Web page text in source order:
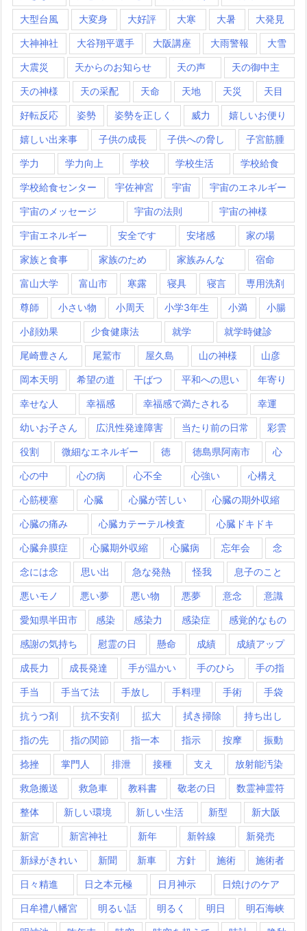
大型台風 大変身 大好評 大寒 大暑 大発見
大神神社 大谷翔平選手 大阪講座 大雨警報 大雪
大震災 天からのお知らせ 天の声 天の御中主
天の神様 天の采配 天命 天地 天災 天目
好転反応 姿勢 姿勢を正しく 威力 嬉しいお便り
嬉しい出来事 子供の成長 子供への脅し 子宮筋腫
学力 学力向上 学校 学校生活 学校給食
学校給食センター 宇佐神宮 宇宙 宇宙のエネルギー
宇宙のメッセージ 宇宙の法則 宇宙の神様
宇宙エネルギー 安全です 安堵感 家の場
家族と食事 家族のため 家族みんな 宿命
富山大学 富山市 寒露 寝具 寝言 専用洗剤
尊師 小さい物 小周天 小学3年生 小満 小腸
小顔効果 少食健康法 就学 就学時健診
尾崎豊さん 尾鷲市 屋久島 山の神様 山彦
岡本天明 希望の道 干ばつ 平和への思い 年寄り
幸せな人 幸福感 幸福感で満たされる 幸運
幼いお子さん 広汎性発達障害 当たり前の日常 彩雲
役割 微細なエネルギー 徳 徳島県阿南市 心
心の中 心の病 心不全 心強い 心構え
心筋梗塞 心臓 心臓が苦しい 心臓の期外収縮
心臓の痛み 心臓カテーテル検査 心臓ドキドキ
心臓弁膜症 心臓期外収縮 心臓病 忘年会 念
念には念 思い出 急な発熱 怪我 息子のこと
悪いモノ 悪い夢 悪い物 悪夢 意念 意識
愛知県半田市 感染 感染力 感染症 感覚的なもの
感謝の気持ち 慰霊の日 懸命 成績 成績アップ
成長力 成長発達 手が温かい 手のひら 手の指
手当 手当て法 手放し 手料理 手術 手袋
抗うつ剤 抗不安剤 拡大 拭き掃除 持ち出し
指の先 指の関節 指一本 指示 按摩 振動
捻挫 掌門人 排泄 接種 支え 放射能汚染
救急搬送 救急車 教科書 敬老の日 数霊神霊符
整体 新しい環境 新しい生活 新型 新大阪
新宮 新宮神社 新年 新幹線 新発売
新緑がきれい 新聞 新車 方針 施術 施術者
日々精進 日之本元極 日月神示 日焼けのケア
日牟禮八幡宮 明るい話 明るく 明日 明石海峡